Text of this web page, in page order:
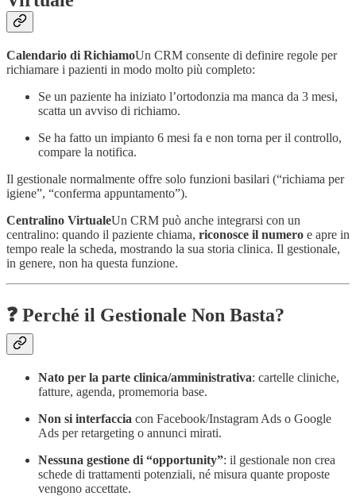
Calendario di RichiamoUn CRM consente di definire regole per
richiamare i pazienti in modo molto più completo:
Se un paziente ha iniziato l’ortodonzia ma manca da 3 mesi,
scatta un avviso di richiamo.
Se ha fatto un impianto 6 mesi fa e non torna per il controllo,
compare la notifica.
Il gestionale normalmente offre solo funzioni basilari (“richiama per
igiene”, “conferma appuntamento”).
Centralino VirtualeUn CRM può anche integrarsi con un
centralino: quando il paziente chiama, riconosce il numero e apre in
tempo reale la scheda, mostrando la sua storia clinica. Il gestionale,
in genere, non ha questa funzione.
❓ Perché il Gestionale Non Basta?
Nato per la parte clinica/amministrativa: cartelle cliniche,
fatture, agenda, promemoria base.
Non si interfaccia con Facebook/Instagram Ads o Google
Ads per retargeting o annunci mirati.
Nessuna gestione di “opportunity”: il gestionale non crea
schede di trattamenti potenziali, né misura quante proposte
vengono accettate.